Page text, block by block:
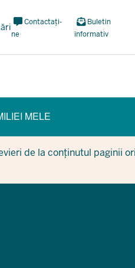
Meta
Navi
Contactați-
ne
Buletin
informativ
MELE
de la conținutul paginii